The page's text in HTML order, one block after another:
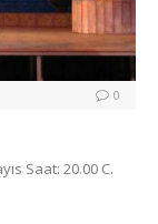
0
Saat: 20.00 C.